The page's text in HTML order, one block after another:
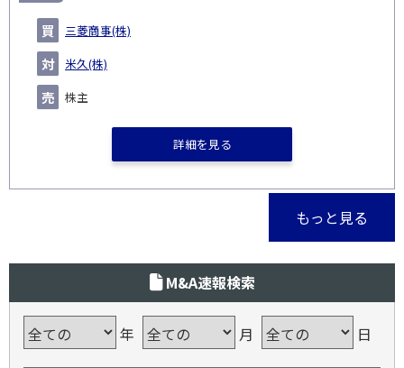
三菱商事(株)
米久(株)
株主
詳細を見る
もっと見る
M&A速報検索
年 月 日